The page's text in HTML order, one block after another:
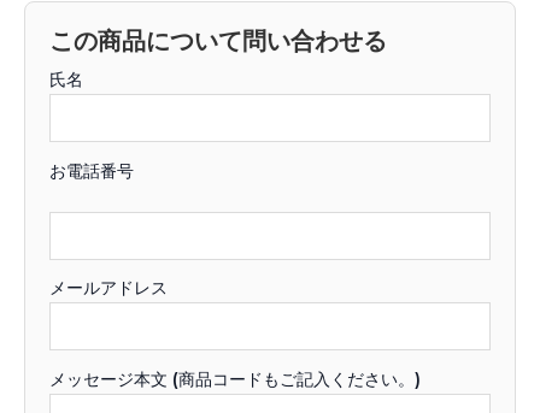
この商品について問い合わせる
氏名
お電話番号
メールアドレス
メッセージ本文 (商品コードもご記入ください。)